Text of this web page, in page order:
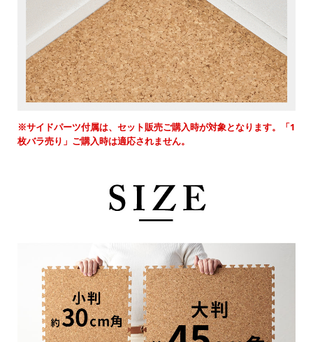
※サイドパーツ付属は、セット販売ご購入時が対象となります。「1
枚バラ売り」ご購入時は適応されません。